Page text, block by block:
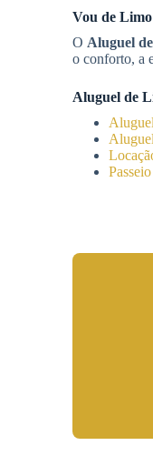
Vou de
O Aluguel
o conforto, a
Aluguel de